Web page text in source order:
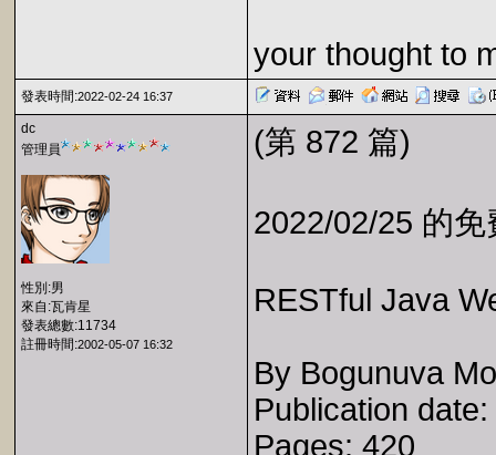
your thought to
發表時間:2022-02-24 16:37
dc
管理員
性別:男
來自:瓦肯星
發表總數:11734
註冊時間:2002-05-07 16:32
(第 872 篇)
2022/02/25 的
RESTful Java
By Bogunuva
Publication
Pages: 420